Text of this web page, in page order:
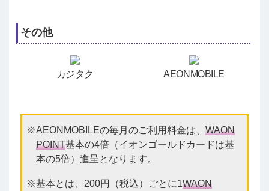
その他
カジタク AEONMOBILE
AEONMOBILEの毎月のご利用料金は、 WAON
POINT基本の4倍（イオンゴールドカードは基
本の5倍）進呈となります。
基本とは、200円（税込）ごとに1WAON